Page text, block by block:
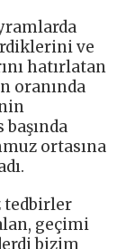
ve
hatırlatan
oranında
ortasına
tedbirler
geçimi
bizim